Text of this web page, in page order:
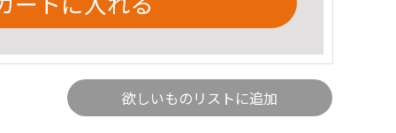
欲しいものリストに追加